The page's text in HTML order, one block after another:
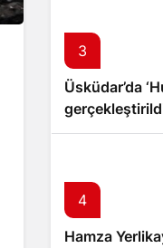
3
Üsküdar’da
4
Hamza